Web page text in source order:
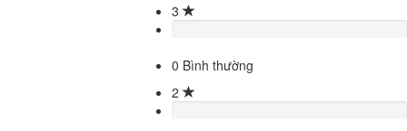
3
0 Bình thường
2